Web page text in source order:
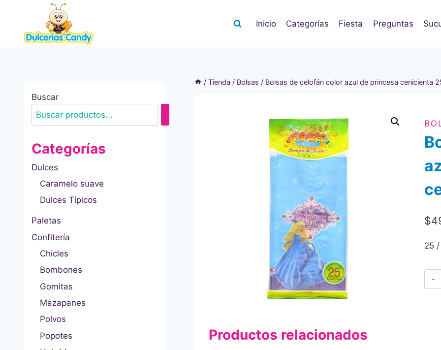
contenido
Inicio Categorías Fiesta Preguntas
/ Tienda / Bolsas / Bolsas de celofán color azul de princesa cenicienta
$
25 /
Productos relacionados
Buscar
Categorías
Dulces
Caramelo suave
Dulces Típicos
Paletas
Confitería
Chicles
Bombones
Gomitas
Mazapanes
Polvos
Popotes